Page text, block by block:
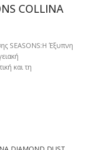
COLLINA
SEASONS:Η Έξυπνη
και τη